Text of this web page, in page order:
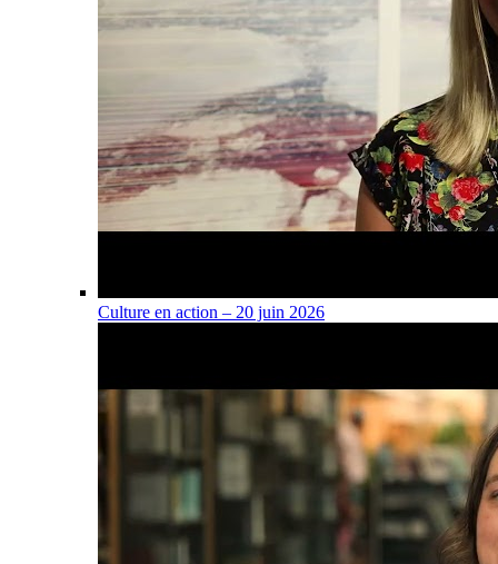
Culture en action – 20 juin 2026